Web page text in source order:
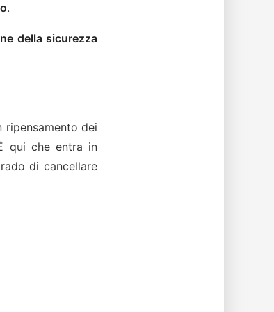
.
della sicurezza
ripensamento dei
qui che entra in
di cancellare